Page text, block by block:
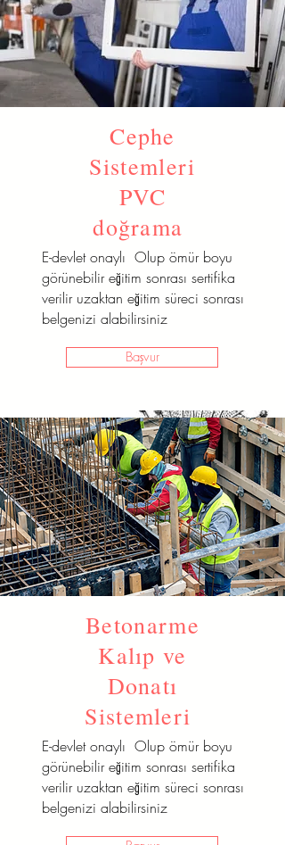
Cephe
Sistemleri
PVC
doğrama
E-devlet onaylı Olup ömür boyu
görünebilir eğitim sonrası sertifika
verilir uzaktan eğitim süreci sonrası
belgenizi alabilirsiniz
Başvur
Terzilik
E-devlet onaylı Olup ömür boyu
görünebilir eğitim sonrası sertifika
verilir uzaktan eğitim süreci sonrası
belgenizi alabilirsiniz
Başvur
Betonarme
Kalıp ve
Donatı
Sistemleri
E-devlet onaylı Olup ömür boyu
görünebilir eğitim sonrası sertifika
verilir uzaktan eğitim süreci sonrası
belgenizi alabilirsiniz